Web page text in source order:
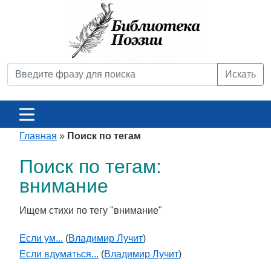
Искать
Главная » Поиск по тегам
Поиск по тегам:
внимание
Ищем стихи по тегу "внимание"
Если ум... (Владимир Лучит)
Если вдуматься... (Владимир Лучит)